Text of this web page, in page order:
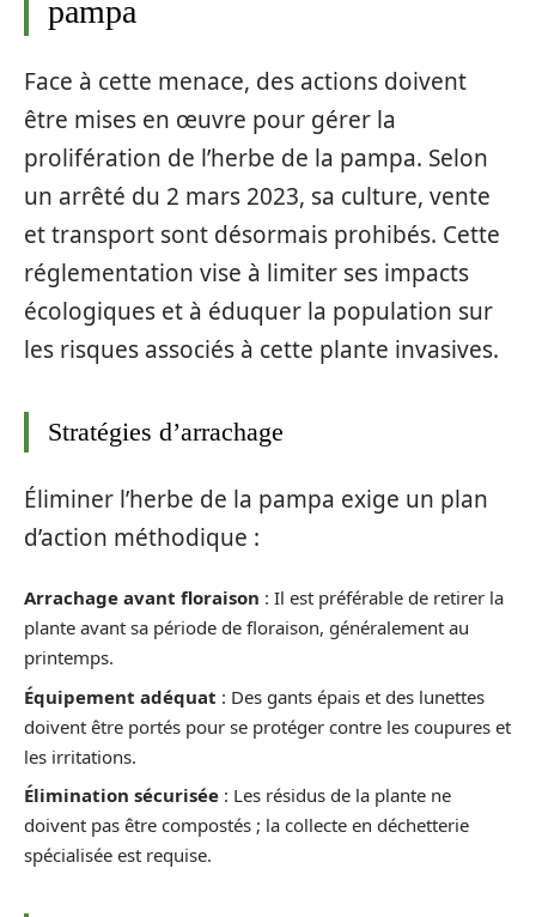
pampa
Face à cette menace, des actions doivent
être mises en œuvre pour gérer la
prolifération de l’herbe de la pampa. Selon
un arrêté du 2 mars 2023, sa culture, vente
et transport sont désormais prohibés. Cette
réglementation vise à limiter ses impacts
écologiques et à éduquer la population sur
les risques associés à cette plante invasives.
Stratégies d’arrachage
Éliminer l’herbe de la pampa exige un plan
d’action méthodique :
Arrachage avant floraison : Il est préférable de retirer la
plante avant sa période de floraison, généralement au
printemps.
Équipement adéquat : Des gants épais et des lunettes
doivent être portés pour se protéger contre les coupures et
les irritations.
Élimination sécurisée : Les résidus de la plante ne
doivent pas être compostés ; la collecte en déchetterie
spécialisée est requise.